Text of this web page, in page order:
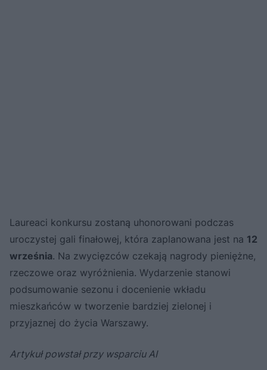
Laureaci konkursu zostaną uhonorowani podczas
uroczystej gali finałowej, która zaplanowana jest na 12
września. Na zwycięzców czekają nagrody pieniężne,
rzeczowe oraz wyróżnienia. Wydarzenie stanowi
podsumowanie sezonu i docenienie wkładu
mieszkańców w tworzenie bardziej zielonej i
przyjaznej do życia Warszawy.
Artykuł powstał przy wsparciu AI